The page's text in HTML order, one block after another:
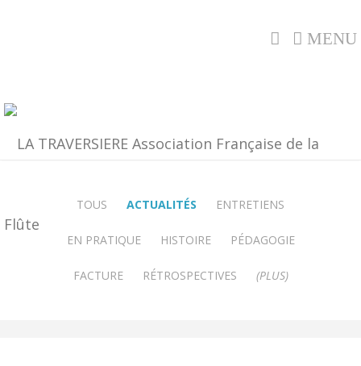
MENU
TOUS ACTUALITÉS ENTRETIENS
EN PRATIQUE HISTOIRE PÉDAGOGIE
FACTURE RÉTROSPECTIVES (PLUS)